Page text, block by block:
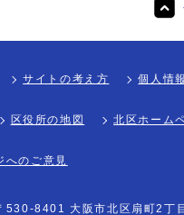
サイトの考え方 個人情
区役所の地図 北区ホーム
へのご意見
530-8401 大阪市北区扇町2丁